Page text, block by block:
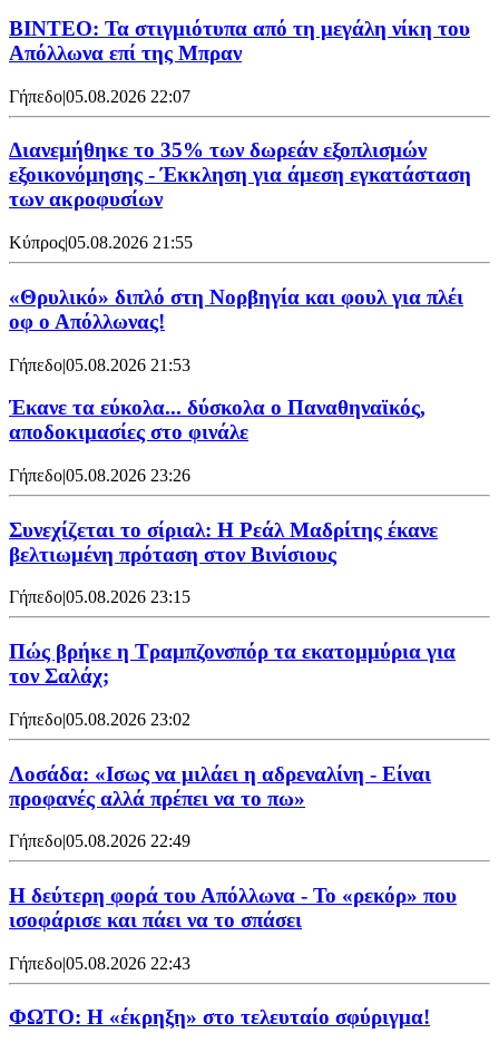
ΒΙΝΤΕΟ: Τα στιγμιότυπα από τη μεγάλη νίκη του
Απόλλωνα επί της Μπραν
Γήπεδο|05.08.2026 22:07
Διανεμήθηκε το 35% των δωρεάν εξοπλισμών
εξοικονόμησης - Έκκληση για άμεση εγκατάσταση
των ακροφυσίων
Κύπρος|05.08.2026 21:55
«Θρυλικό» διπλό στη Νορβηγία και φουλ για πλέι
οφ ο Απόλλωνας!
Γήπεδο|05.08.2026 21:53
Έκανε τα εύκολα... δύσκολα ο Παναθηναϊκός,
αποδοκιμασίες στο φινάλε
Γήπεδο|05.08.2026 23:26
Συνεχίζεται το σίριαλ: Η Ρεάλ Μαδρίτης έκανε
βελτιωμένη πρόταση στον Βινίσιους
Γήπεδο|05.08.2026 23:15
Πώς βρήκε η Τραμπζονσπόρ τα εκατομμύρια για
τον Σαλάχ;
Γήπεδο|05.08.2026 23:02
Λοσάδα: «Ισως να μιλάει η αδρεναλίνη - Είναι
προφανές αλλά πρέπει να το πω»
Γήπεδο|05.08.2026 22:49
Η δεύτερη φορά του Απόλλωνα - Το «ρεκόρ» που
ισοφάρισε και πάει να το σπάσει
Γήπεδο|05.08.2026 22:43
ΦΩΤΟ: Η «έκρηξη» στο τελευταίο σφύριγμα!